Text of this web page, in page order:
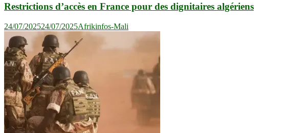
Restrictions d’accès en France pour des dignitaires algériens
24/07/202524/07/2025Afrikinfos-Mali